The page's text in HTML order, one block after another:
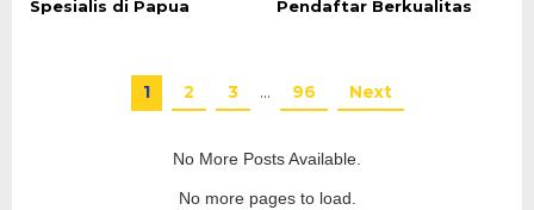
Spesialis di Papua
Pendaftar Berkualitas
1 2 3 … 96 Next
No More Posts Available.
No more pages to load.